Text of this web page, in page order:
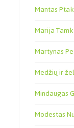
Mantas
Marija
Martynas
Medžių ir
Mindaugas
Modestas